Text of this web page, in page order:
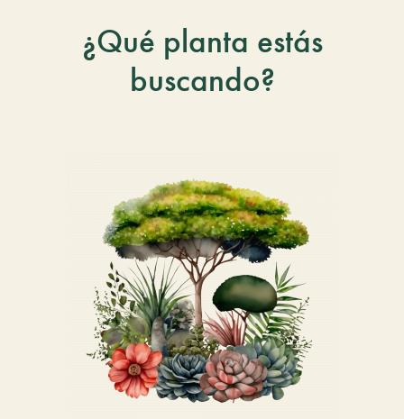
¿Qué planta estás
buscando?